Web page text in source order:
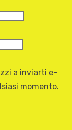
a inviarti e-
momento.